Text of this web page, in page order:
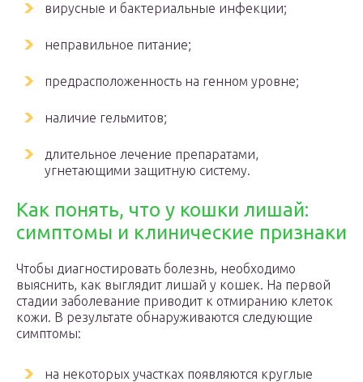
вирусные и бактериальные инфекции;
неправильное питание;
предрасположенность на генном уровне;
наличие гельмитов;
длительное лечение препаратами,
угнетающими защитную систему.
Как понять, что у кошки лишай:
симптомы и клинические признаки
Чтобы диагностировать болезнь, необходимо
выяснить, как выглядит лишай у кошек. На первой
стадии заболевание приводит к отмиранию клеток
кожи. В результате обнаруживаются следующие
симптомы:
на некоторых участках появляются круглые